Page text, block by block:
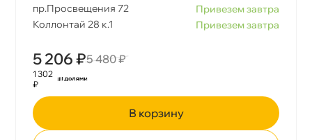
пр.Просвещения 72
Привезем завтра
Коллонтай 28 к.1
Привезем завтра
5 206 ₽5 480 ₽
1 302
₽
корзину